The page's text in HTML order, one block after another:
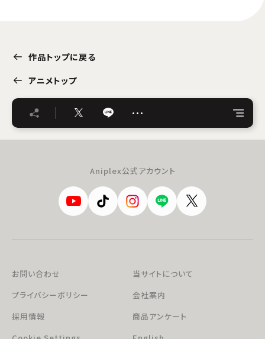
作品トップに戻る
アニメトップ
…
Aniplex公式アカウント
お問い合わせ
当サイトについて
プライバシーポリシー
会社案内
採用情報
商品アンケート